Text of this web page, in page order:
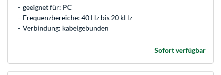
geeignet für: PC
Frequenzbereiche: 40 Hz bis 20 kHz
Verbindung: kabelgebunden
Sofort verfügbar